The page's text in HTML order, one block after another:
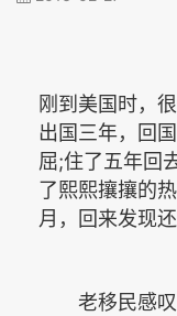
刚到美国时，
出国三年，回
屈;住了五年回
了熙熙攘攘的
月，回来发现还
老移民感叹